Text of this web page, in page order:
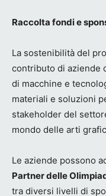
Raccolta fondi e
La sostenibilità del
contributo di aziende
di macchine e
materiali e soluzioni
stakeholder del
mondo delle arti
Le aziende possono
Partner delle
tra diversi livelli di